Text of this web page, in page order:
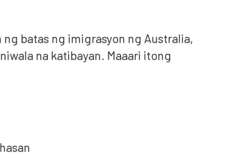
batas ng imigrasyon ng Australia,
na katibayan. Maaari itong